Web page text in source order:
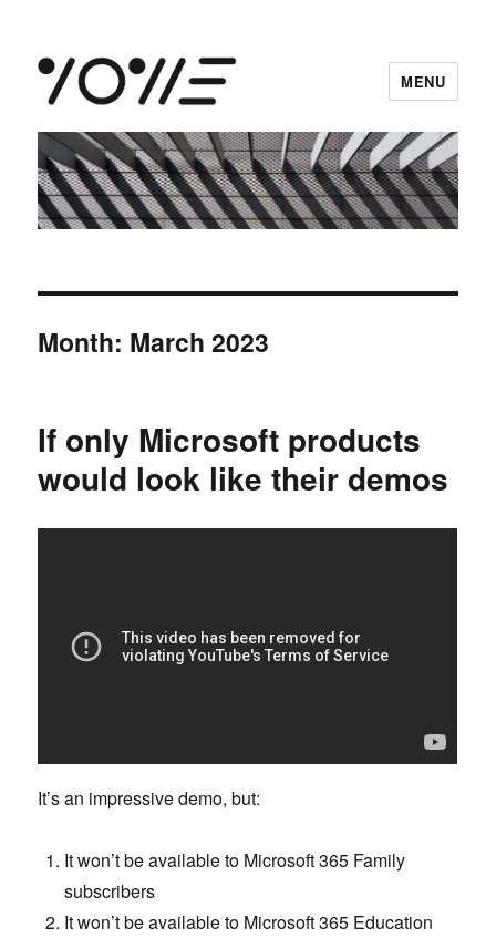
vowe dot net
MENU
Month: March 2023
If only Microsoft products
would look like their demos
It’s an impressive demo, but:
It won’t be available to Microsoft 365 Family
subscribers
It won’t be available to Microsoft 365 Education